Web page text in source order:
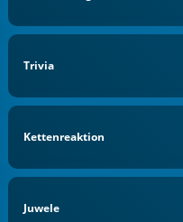
Trivia
Kettenreaktion
Juwele